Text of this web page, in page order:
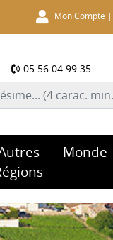
Mon Compte |
05 56 04 99 35
Monde